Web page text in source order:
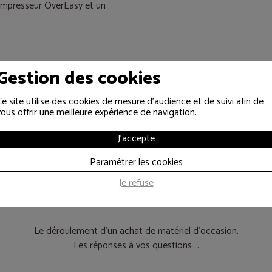
OverEasy et un
Les informations
Le déroulement d’un achat de matériel d’occasion.
Les réponses à vos questions….
des cookies
site utilise des cookies de mesure d'audience et de suivi afin de
offrir une meilleure expérience de navigation.
J'accepte
Paramétrer les cookies
Je refuse